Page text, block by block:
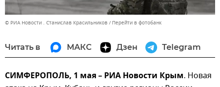
© РИА Новости . Станислав Красильников Перейти в фотобанк
Читать в МАКС Дзен Telegram
СИМФЕРОПОЛЬ, 1 мая – РИА Новости Крым. Новая